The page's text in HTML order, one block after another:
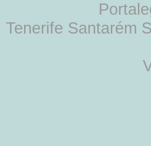
Tenerife Santarém